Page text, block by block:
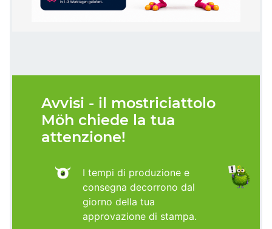
Avvisi - il mostriciattolo
Möh chiede la tua
attenzione!
I tempi di produzione e
consegna decorrono dal
giorno della tua
approvazione di stampa.